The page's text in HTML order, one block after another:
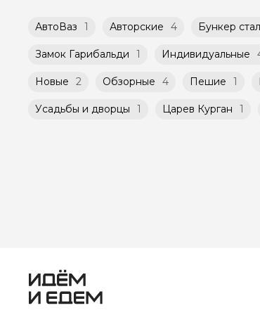
АвтоВаз 1 Авторские 4 Бункер
Замок Гарибальди 1 Индивидуальные
Новые 2 Обзорные 4 Пешие 1
Усадьбы и дворцы 1 Царев Курган 1